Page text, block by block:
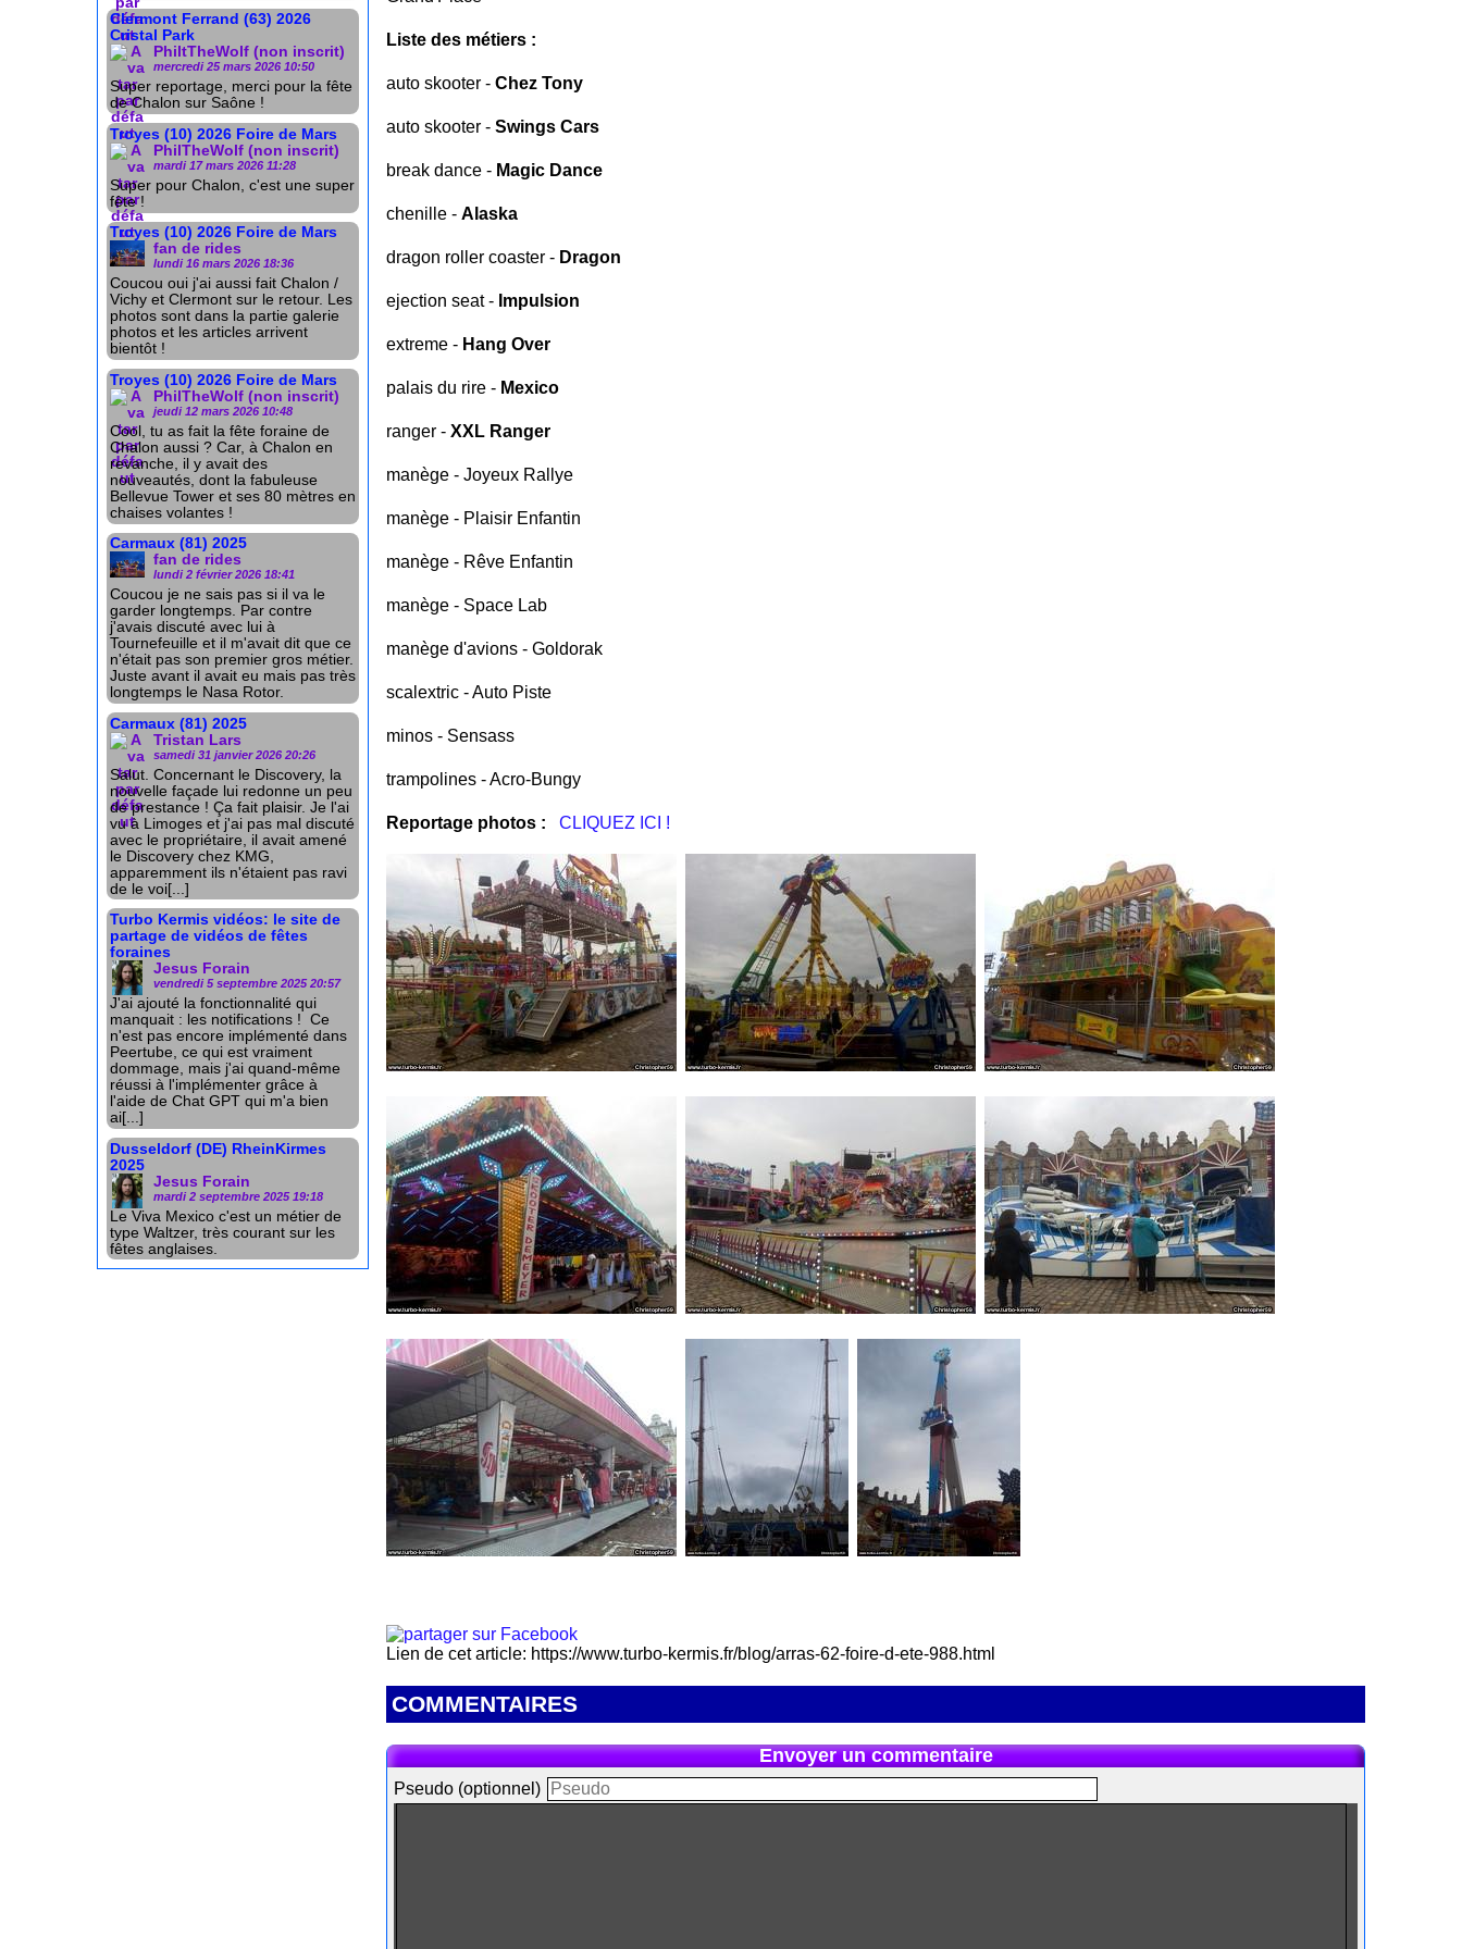
Clermont Ferrand (63) 2026
Cristal Park
PhiltTheWolf (non inscrit)
mercredi 25 mars 2026 10:50
Super reportage, merci pour la fête
de Chalon sur Saône !
Troyes (10) 2026 Foire de Mars
PhilTheWolf (non inscrit)
mardi 17 mars 2026 11:28
Super pour Chalon, c'est une super
fête !
Troyes (10) 2026 Foire de Mars
fan de rides
lundi 16 mars 2026 18:36
Coucou oui j'ai aussi fait Chalon /
Vichy et Clermont sur le retour. Les
photos sont dans la partie galerie
photos et les articles arrivent
bientôt !
Troyes (10) 2026 Foire de Mars
PhilTheWolf (non inscrit)
jeudi 12 mars 2026 10:48
Cool, tu as fait la fête foraine de
Chalon aussi ? Car, à Chalon en
revanche, il y avait des
nouveautés, dont la fabuleuse
Bellevue Tower et ses 80 mètres en
chaises volantes !
Carmaux (81) 2025
fan de rides
lundi 2 février 2026 18:41
Coucou je ne sais pas si il va le
garder longtemps. Par contre
j'avais discuté avec lui à
Tournefeuille et il m'avait dit que ce
n'était pas son premier gros métier.
Juste avant il avait eu mais pas très
longtemps le Nasa Rotor.
Carmaux (81) 2025
Tristan Lars
samedi 31 janvier 2026 20:26
Salut. Concernant le Discovery, la
nouvelle façade lui redonne un peu
de prestance ! Ça fait plaisir. Je l'ai
vu à Limoges et j'ai pas mal discuté
avec le propriétaire, il avait amené
le Discovery chez KMG,
apparemment ils n'étaient pas ravi
de le voi[...]
Turbo Kermis vidéos: le site de
partage de vidéos de fêtes
foraines
Jesus Forain
vendredi 5 septembre 2025 20:57
J'ai ajouté la fonctionnalité qui
manquait : les notifications ! Ce
n'est pas encore implémenté dans
Peertube, ce qui est vraiment
dommage, mais j'ai quand-même
réussi à l'implémenter grâce à
l'aide de Chat GPT qui m'a bien
ai[...]
Dusseldorf (DE) RheinKirmes
2025
Jesus Forain
mardi 2 septembre 2025 19:18
Le Viva Mexico c'est un métier de
type Waltzer, très courant sur les
fêtes anglaises.
Liste des métiers :
auto skooter - Chez Tony
auto skooter - Swings Cars
break dance - Magic Dance
chenille - Alaska
dragon roller coaster - Dragon
ejection seat - Impulsion
extreme - Hang Over
palais du rire - Mexico
ranger - XXL Ranger
manège - Joyeux Rallye
manège - Plaisir Enfantin
manège - Rêve Enfantin
manège - Space Lab
manège d'avions - Goldorak
scalextric - Auto Piste
minos - Sensass
trampolines - Acro-Bungy
Reportage photos : CLIQUEZ ICI !
Lien de cet article: https://www.turbo-kermis.fr/blog/arras-62-foire-d-ete-988.html
COMMENTAIRES
Envoyer un commentaire
Pseudo (optionnel)